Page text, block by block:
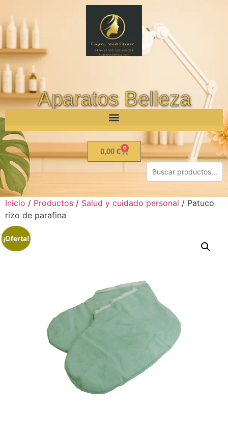
Aparatos Belleza
0,00 € 0
Inicio / Productos / Salud y cuidado personal / Patuco
rizo de parafina
¡Oferta!